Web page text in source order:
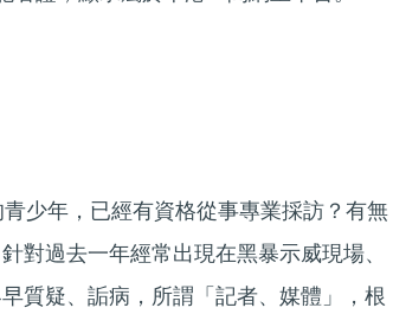
少年，已經有資格從事專業採訪？有無
對過去一年經常出現在黑暴示威現場、
質疑、詬病，所謂「記者、媒體」，根